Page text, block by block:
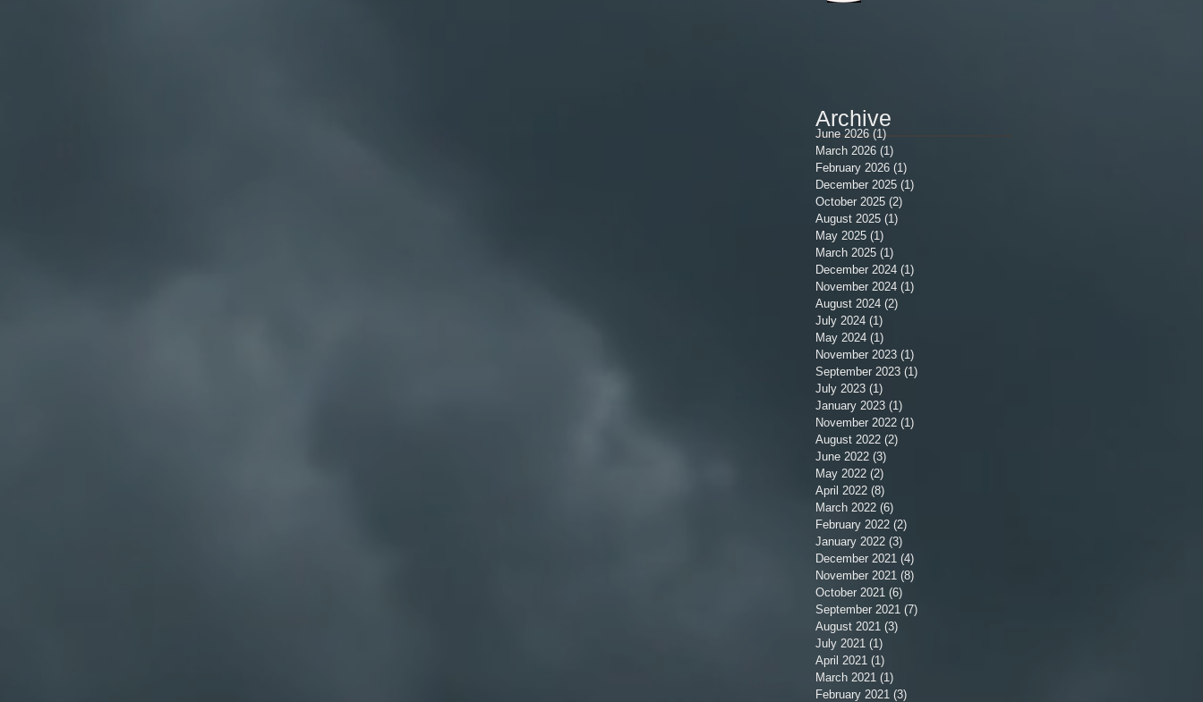
Archive
June 2026 (1)
March 2026 (1)
February 2026 (1)
December 2025 (1)
October 2025 (2)
August 2025 (1)
May 2025 (1)
March 2025 (1)
December 2024 (1)
November 2024 (1)
August 2024 (2)
July 2024 (1)
May 2024 (1)
November 2023 (1)
September 2023 (1)
July 2023 (1)
January 2023 (1)
November 2022 (1)
August 2022 (2)
June 2022 (3)
May 2022 (2)
April 2022 (8)
March 2022 (6)
February 2022 (2)
January 2022 (3)
December 2021 (4)
November 2021 (8)
October 2021 (6)
September 2021 (7)
August 2021 (3)
July 2021 (1)
April 2021 (1)
March 2021 (1)
February 2021 (3)